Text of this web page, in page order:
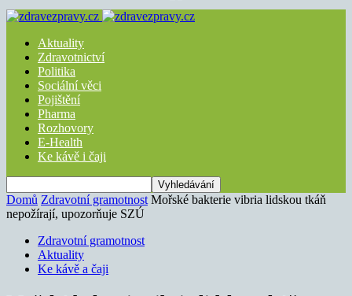
Aktuality
Zdravotnictví
Politika
Sociální věci
Pojištění
Pharma
Rozhovory
E-Health
Ke kávě i čaji
Domů Zdravotní gramotnost Mořské bakterie vibria lidskou tkáň
nepožírají, upozorňuje SZÚ
Zdravotní gramotnost
Aktuality
Ke kávě a čaji